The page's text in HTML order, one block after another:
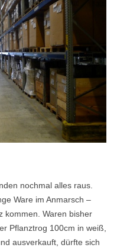
nochmal alles raus.
Ware im Anmarsch –
kommen. Waren bisher
Pflanztrog 100cm in weiß,
ausverkauft, dürfte sich